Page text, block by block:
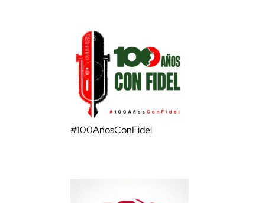
#100AñosConFidel